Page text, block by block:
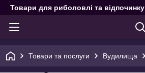
Товари для риболовлі та відпочинку
Товари та послуги Вудилища